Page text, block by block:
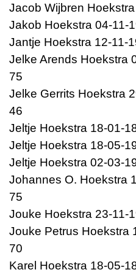
Jacob Wijbren Hoekstra
Jakob Hoekstra 04-11-
Jantje Hoekstra 12-11-
Jelke Arends Hoekstra
75
Jelke Gerrits Hoekstra
46
Jeltje Hoekstra 18-01-
Jeltje Hoekstra 18-05-
Jeltje Hoekstra 02-03-
Johannes O. Hoekstra
75
Jouke Hoekstra 23-11-
Jouke Petrus Hoekstra
70
Karel Hoekstra 18-05-